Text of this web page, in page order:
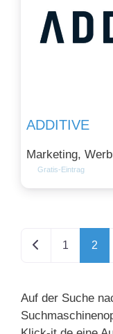
ADDITIVE
Marketing,
Gratis-Eintrag
Neuere
1 2
Auf der Suche